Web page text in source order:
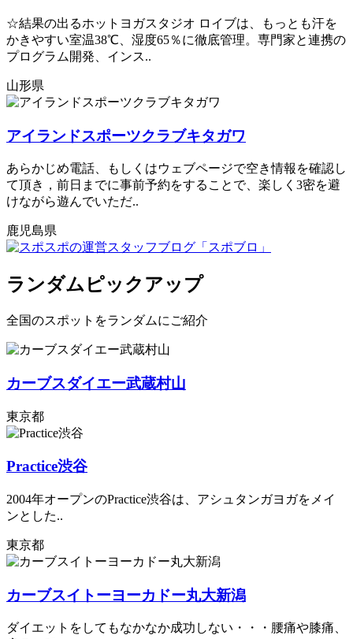
☆結果の出るホットヨガスタジオ ロイブは、もっとも汗を
かきやすい室温38℃、湿度65％に徹底管理。専門家と連携の
プログラム開発、インス..
山形県
アイランドスポーツクラブキタガワ
あらかじめ電話、もしくはウェブページで空き情報を確認し
て頂き，前日までに事前予約をすることで、楽しく3密を避
けながら遊んでいただ..
鹿児島県
ランダムピックアップ
全国のスポットをランダムにご紹介
カーブスダイエー武蔵村山
東京都
Practice渋谷
2004年オープンのPractice渋谷は、アシュタンガヨガをメイ
ンとした..
東京都
カーブスイトーヨーカドー丸大新潟
ダイエットをしてもなかなか成功しない・・・腰痛や膝痛、